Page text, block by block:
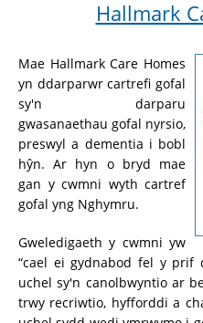
Hallmark
Mae Hallmark Care Homes
yn ddarparwr cartrefi gofal
sy'n darparu
gwasanaethau gofal nyrsio,
preswyl a dementia i bobl
hŷn. Ar hyn o bryd mae
gan y cwmni wyth cartref
gofal yng Nghymru.
Gweledigaeth y cwmni yw
“cael ei gydnabod fel y prif
uchel sy'n canolbwyntio ar
trwy recriwtio, hyfforddi a